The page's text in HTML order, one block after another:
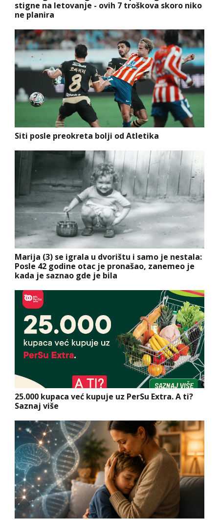
stigne na letovanje - ovih 7 troškova skoro niko
ne planira
Siti posle preokreta bolji od Atletika
Marija (3) se igrala u dvorištu i samo je nestala:
Posle 42 godine otac je pronašao, zanemeo je
kada je saznao gde je bila
25.000 kupaca već kupuje uz PerSu Extra. A ti?
Saznaj više